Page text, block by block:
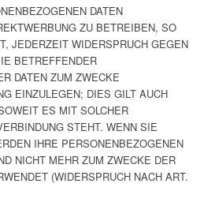
DATEN
ZU BETREIBEN, SO
JEDERZEIT WIDERSPRUCH GEGEN
BETREFFENDER
DATEN ZUM ZWECKE
EINZULEGEN; DIES GILT AUCH
ES MIT SOLCHER
STEHT. WENN SIE
IHRE PERSONENBEZOGENEN
NICHT MEHR ZUM ZWECKE DER
(WIDERSPRUCH NACH ART.